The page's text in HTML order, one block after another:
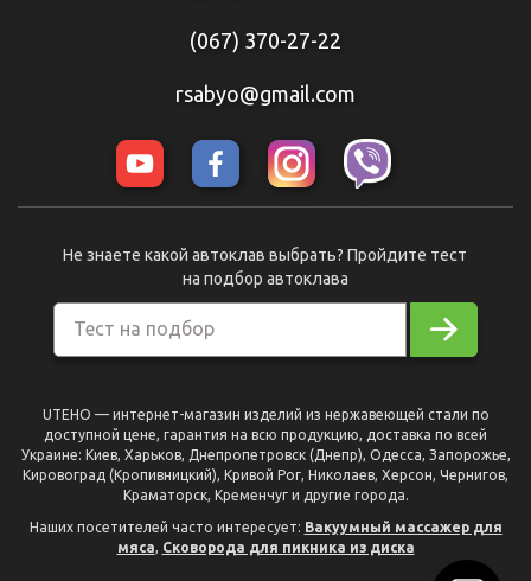
(067) 370-27-22
rsabyo@gmail.com
Тест на подбор
Не знаете какой автоклав выбрать? Пройдите тест
на подбор автоклава
UTEHO — интернет-магазин изделий из нержавеющей стали по
доступной цене, гарантия на всю продукцию, доставка по всей
Украине: Киев, Харьков, Днепропетровск (Днепр), Одесса, Запорожье,
Кировоград (Кропивницкий), Кривой Рог, Николаев, Херсон, Чернигов,
Краматорск, Кременчуг и другие города.
Наших посетителей часто интересует: Вакуумный массажер для
мяса, Сковорода для пикника из диска